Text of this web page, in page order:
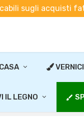
sugli acquisti
CASA VERNICI
IL LEGNO brush